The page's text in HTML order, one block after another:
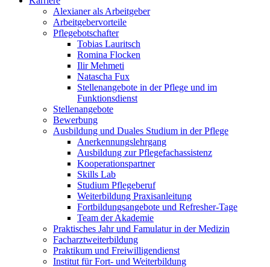
Alexianer als Arbeitgeber
Arbeitgebervorteile
Pflegebotschafter
Tobias Lauritsch
Romina Flocken
Ilir Mehmeti
Natascha Fux
Stellenangebote in der Pflege und im
Funktionsdienst
Stellenangebote
Bewerbung
Ausbildung und Duales Studium in der Pflege
Anerkennungslehrgang
Ausbildung zur Pflegefachassistenz
Kooperationspartner
Skills Lab
Studium Pflegeberuf
Weiterbildung Praxisanleitung
Fortbildungsangebote und Refresher-Tage
Team der Akademie
Praktisches Jahr und Famulatur in der Medizin
Facharztweiterbildung
Praktikum und Freiwilligendienst
Institut für Fort- und Weiterbildung